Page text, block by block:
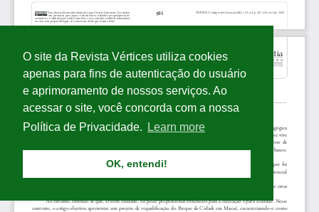
O site da Revista Vértices utiliza cookies
apenas para fins de autenticação do usuário
e aprimoramento de nossos serviços. Ao
acessar o site, você concorda com a nossa
Política de Privacidade.
Learn more
OK, entendi!